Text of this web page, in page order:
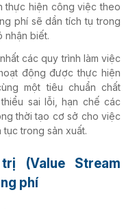
thực hiện công việc theo
phí sẽ dần tích tụ trong
nhận biết.
các quy trình làm việc
động được thực hiện
một tiêu chuẩn chất
sai lỗi, hạn chế các
thời tạo cơ sở cho việc
trong sản xuất.
(Value Stream
phí